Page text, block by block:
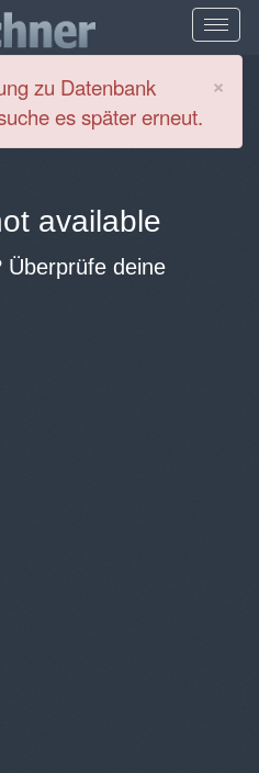
×
zu Datenbank
es später erneut.
available
Überprüfe deine